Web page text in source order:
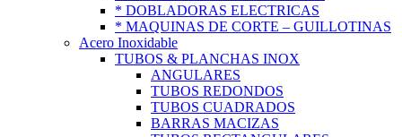
* DOBLADORAS ELECTRICAS
* MAQUINAS DE CORTE – GUILLOTINAS
Acero Inoxidable
TUBOS & PLANCHAS INOX
ANGULARES
TUBOS REDONDOS
TUBOS CUADRADOS
BARRAS MACIZAS